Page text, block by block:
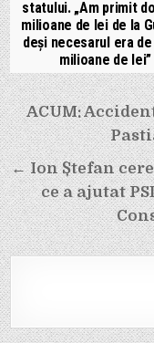
statului. „Am primit
milioane de lei de la
deși necesarul era de
milioane de lei”
Navigare
în
articole
ACUM:
← Ion Ștefan
ce a ajutat